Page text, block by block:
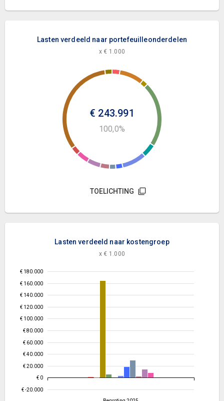
Lasten verdeeld naar portefeuilleonderdelen
x € 1.000
€ 243.991
100,0%
TOELICHTING
Lasten verdeeld naar kostengroep
x € 1.000
€ -20.000
€ 0
€ 20.000
€ 40.000
€ 60.000
€ 80.000
€ 100.000
€ 120.000
€ 140.000
€ 160.000
€ 180.000